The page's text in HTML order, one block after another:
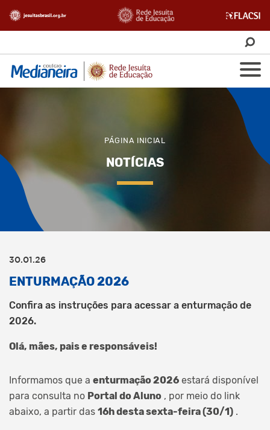
PÁGINA INICIAL
NOTÍCIAS
30.01.26
ENTURMAÇÃO 2026
Confira as instruções para acessar a enturmação de
2026.
Olá, mães, pais e responsáveis!
Informamos que a enturmação 2026 estará disponível
para consulta no Portal do Aluno , por meio do link
abaixo, a partir das 16h desta sexta-feira (30/1) .